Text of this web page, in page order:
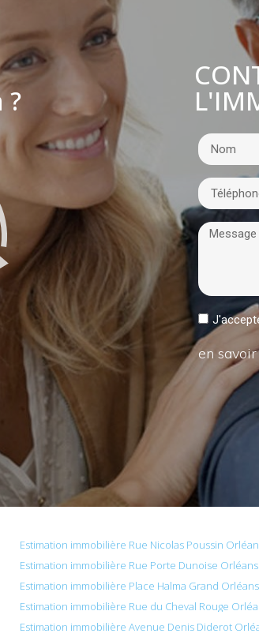
en
Estimation immobilière Rue Nicolas Poussin
Estimation immobilière Rue Porte Dunoise
Estimation immobilière Place Halma Grand
Estimation immobilière Rue du Cheval Rouge
Estimation immobilière Avenue Denis Diderot